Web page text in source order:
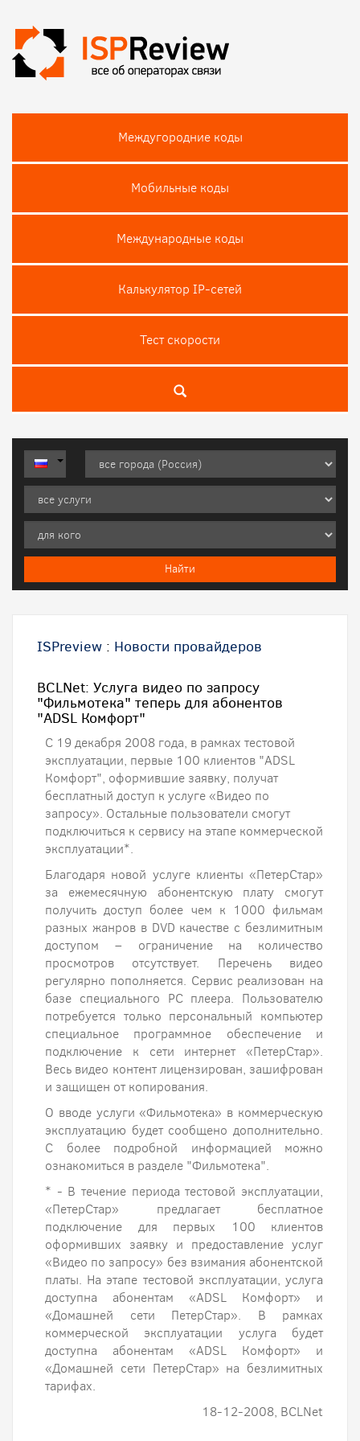
Междугородние коды
Мобильные коды
Международные коды
Калькулятор IP-сетей
Тест скороcти
ISPreview : Новости провайдеров
BCLNet: Услуга видео по запросу
"Фильмотека" теперь для абонентов
"ADSL Комфорт"
С 19 декабря 2008 года, в рамках тестовой
эксплуатации, первые 100 клиентов "ADSL
Комфорт", оформившие заявку, получат
бесплатный доступ к услуге «Видео по
запросу». Остальные пользователи смогут
подключиться к сервису на этапе коммерческой
эксплуатации*.
Благодаря новой услуге клиенты «ПетерСтар»
за ежемесячную абонентскую плату смогут
получить доступ более чем к 1000 фильмам
разных жанров в DVD качестве с безлимитным
доступом – ограничение на количество
просмотров отсутствует. Перечень видео
регулярно пополняется. Сервис реализован на
базе специального PC плеера. Пользователю
потребуется только персональный компьютер
специальное программное обеспечение и
подключение к сети интернет «ПетерСтар».
Весь видео контент лицензирован, зашифрован
и защищен от копирования.
О вводе услуги «Фильмотека» в коммерческую
эксплуатацию будет сообщено дополнительно.
С более подробной информацией можно
ознакомиться в разделе "Фильмотека".
* - В течение периода тестовой эксплуатации,
«ПетерСтар» предлагает бесплатное
подключение для первых 100 клиентов
оформивших заявку и предоставление услуг
«Видео по запросу» без взимания абонентской
платы. На этапе тестовой эксплуатации, услуга
доступна абонентам «ADSL Комфорт» и
«Домашней сети ПетерСтар». В рамках
коммерческой эксплуатации услуга будет
доступна абонентам «ADSL Комфорт» и
«Домашней сети ПетерСтар» на безлимитных
тарифах.
18-12-2008, BCLNet